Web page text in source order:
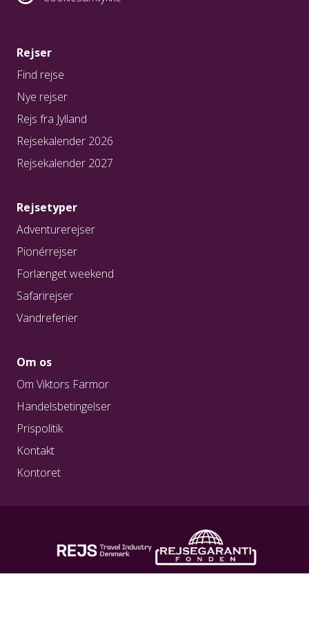
Oktober - marts: +8 timer
Australien, og den skinner ofte. Derfor er det
Farlige dyr
Australien har et fantastisk og unikt dyreliv, der
også inkluderer en række arter, der kan være
farlige for mennesker. Men selvom Australien har
mange giftige slanger og edderkopper, er
chancerne for at blive bidt forsvindende lille. Det
samme gælder for hajer og krokodiller. Der er dog
Det gælder f.eks. at banke skoene, inden man
tager dem på. Ryst tøjet, hvis det hængt ude. Løft
også lige toiletbrættet, inden du sætter dig, og
undlad at stikke hænderne ind i en busk. Stamp
når du går i højt græs ude i bushen (slanger føler
vibrationer) og følg skiltningen langs strande og
ved vandhuller. Hvis der advares mod at svømme
pga. hajer, krokodiller eller box jelly-fish (giftige
at have respekt for dyrelivet i Australien, men
bange for dyrene.
Rejser
Find rejse
Nye rejser
Rejs fra Jylland
Rejsekalender 2026
Rejsekalender 2027
Rejsetyper
Adventurerejser
Pionérrejser
Forlænget weekend
Safarirejser
Vandreferier
Om os
Om Viktors Farmor
Handelsbetingelser
Prispolitik
Kontakt
Kontoret